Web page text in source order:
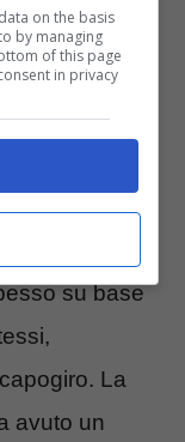
la truffa
riferisce
giorno
un canale,
su base
La
avuto un
on the basis
by managing
of this page
in privacy